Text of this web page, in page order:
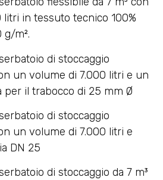
in tessuto tecnico 100%
g/m².
di stoccaggio
un volume di 7.000 litri e un
per il trabocco di 25 mm Ø
di stoccaggio
un volume di 7.000 litri e
DN 25
di stoccaggio da 7 m³